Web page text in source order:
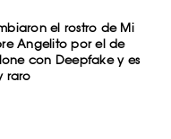
el rostro de Mi
Angelito por el de
con Deepfake y es
raro